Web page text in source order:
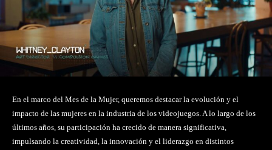
En el marco del Mes de la Mujer, queremos destacar la evolución y el
impacto de las mujeres en la industria de los videojuegos. A lo largo de los
últimos años, su participación ha crecido de manera significativa,
impulsando la creatividad, la innovación y el liderazgo en distintos